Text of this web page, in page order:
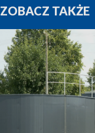
ZOBACZ TAKŻE